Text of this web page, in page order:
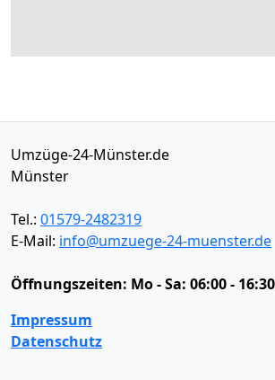
Umzüge-24-Münster.de
Münster
Tel.: 01579-2482319
E-Mail: info@umzuege-24-muenster.de
Öffnungszeiten: Mo - Sa: 06:00 -
Impressum
Datenschutz